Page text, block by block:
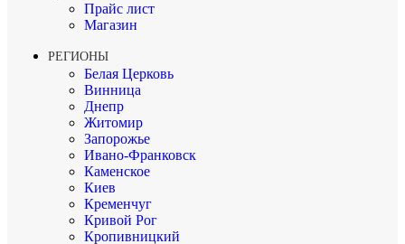
Прайс лист
Магазин
РЕГИОНЫ
Белая Церковь
Винница
Днепр
Житомир
Запорожье
Ивано-Франковск
Каменское
Киев
Кременчуг
Кривой Рог
Кропивницкий